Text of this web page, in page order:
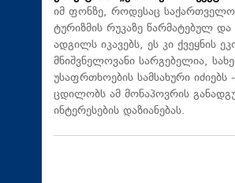
იმ ფონზე, როდესაც
ტურიზმის რუკაზე წარმატებულ
ადგილს იკავებს, ეს კი ქვეყნის
მნიშვნელოვანი სარგებელია,
უსაფრთხოების სამსახური
ცდილობს ამ მონაპოვრის
ინტერესების დაზიანებას.